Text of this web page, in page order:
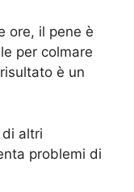
ore, il pene è
per colmare
è un
altri
problemi di